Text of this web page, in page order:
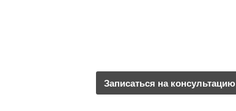
Записаться на консультацию